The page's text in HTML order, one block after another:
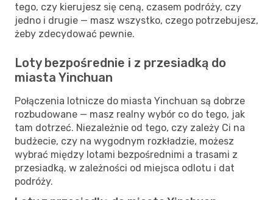
tego, czy kierujesz się ceną, czasem podróży, czy
jedno i drugie — masz wszystko, czego potrzebujesz,
żeby zdecydować pewnie.
Loty bezpośrednie i z przesiadką do
miasta Yinchuan
Połączenia lotnicze do miasta Yinchuan są dobrze
rozbudowane — masz realny wybór co do tego, jak
tam dotrzeć. Niezależnie od tego, czy zależy Ci na
budżecie, czy na wygodnym rozkładzie, możesz
wybrać między lotami bezpośrednimi a trasami z
przesiadką, w zależności od miejsca odlotu i dat
podróży.